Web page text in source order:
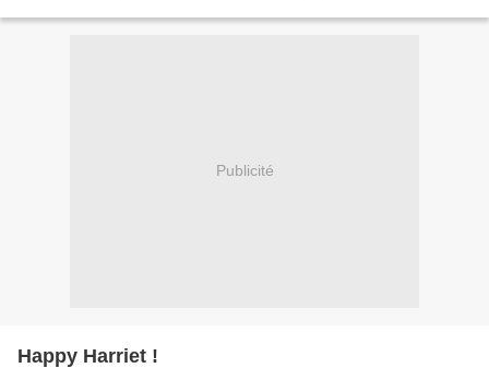
Publicité
Happy Harriet !